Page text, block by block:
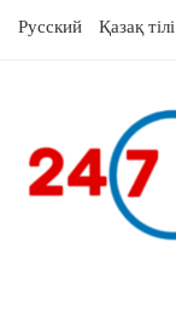
Русский Қазақ тілі